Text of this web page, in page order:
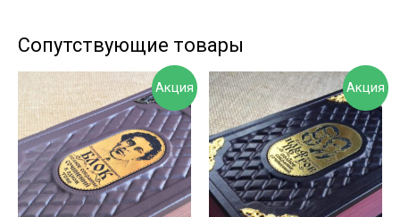
Сопутствующие товары
Акция Акция